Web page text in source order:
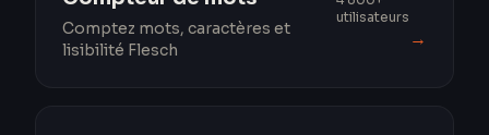
Comptez mots, caractères et
lisibilité Flesch
utilisateurs
→